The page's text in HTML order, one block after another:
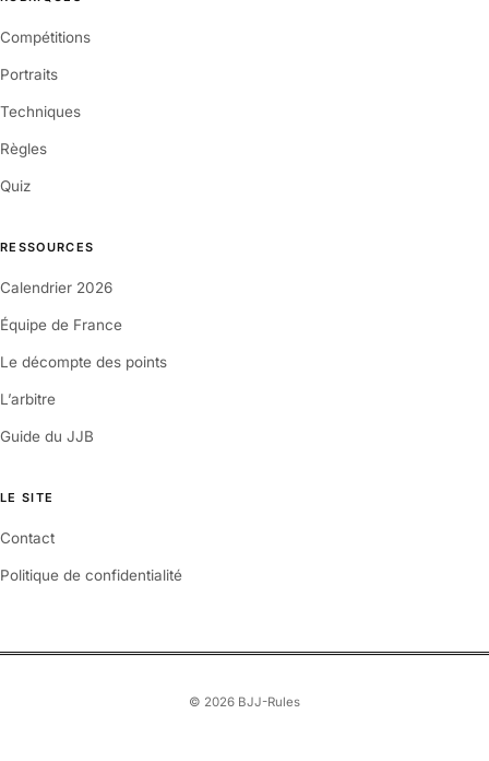
Compétitions
Portraits
Techniques
Règles
Quiz
RESSOURCES
Calendrier 2026
Équipe de France
Le décompte des points
L’arbitre
Guide du JJB
LE SITE
Contact
Politique de confidentialité
© 2026 BJJ-Rules